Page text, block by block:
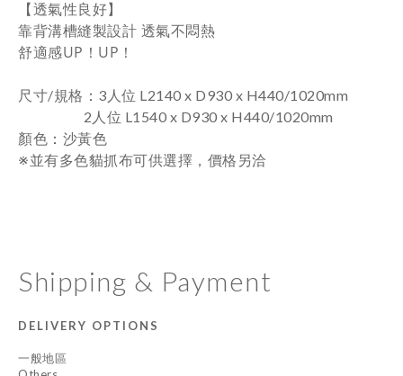
【透氣性良好】
靠背溝槽縫製設計 透氣不悶熱
舒適感UP！UP！
尺寸/規格 ： 3人位 L2140 x D930 x H440/1020mm
2人位 L1540 x D930 x H440/1020mm
顏色 ： 沙黃色
※並有多色貓抓布可供選擇，價格另洽
Shipping & Payment
DELIVERY OPTIONS
一般地區